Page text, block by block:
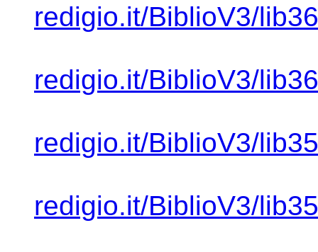
redigio.it/BiblioV3/
redigio.it/BiblioV3/
redigio.it/BiblioV3/
redigio.it/BiblioV3/